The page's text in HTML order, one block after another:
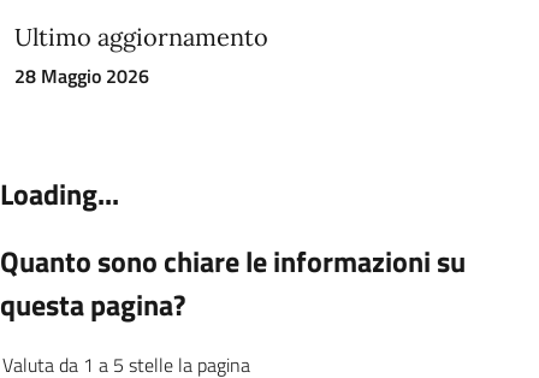
Ultimo aggiornamento
28 Maggio 2026